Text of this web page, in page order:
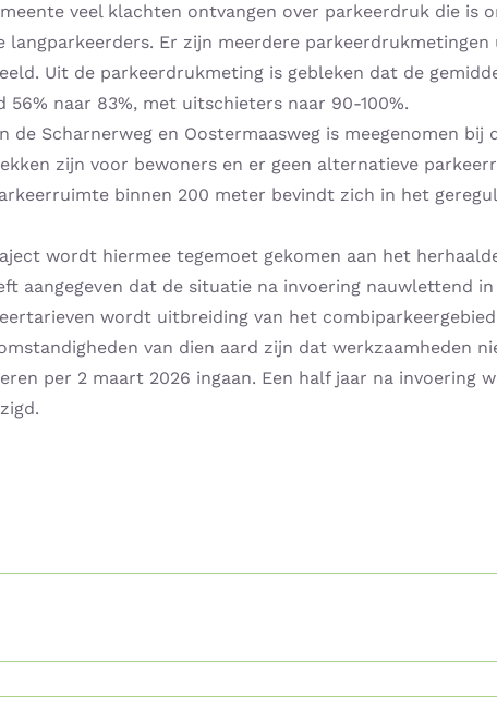
veel klachten ontvangen over parkeerdruk die is
Er zijn meerdere
Uit de parkeerdrukmeting is gebleken dat de
naar 83%, met uitschieters naar 90-100%.
de Scharnerweg en Oostermaasweg is meegenomen
zijn voor bewoners en er geen alternatieve
binnen 200 meter bevindt zich in het
wordt hiermee tegemoet gekomen aan het
aangegeven dat de situatie na invoering nauwlettend
wordt uitbreiding van het
van dien aard zijn dat werkzaamheden
per 2 maart 2026 ingaan. Een half jaar na invoering